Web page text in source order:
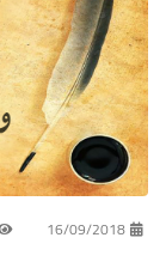
16/09/2018